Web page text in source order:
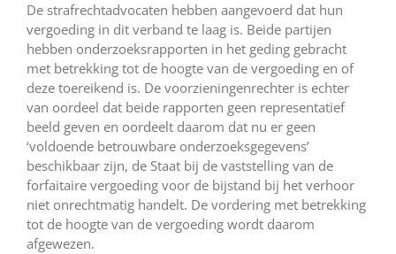
De strafrechtadvocaten hebben aangevoerd dat hun
vergoeding in dit verband te laag is. Beide partijen
hebben onderzoeksrapporten in het geding gebracht
met betrekking tot de hoogte van de vergoeding en of
deze toereikend is. De voorzieningenrechter is echter
van oordeel dat beide rapporten geen representatief
beeld geven en oordeelt daarom dat nu er geen
‘voldoende betrouwbare onderzoeksgegevens’
beschikbaar zijn, de Staat bij de vaststelling van de
forfaitaire vergoeding voor de bijstand bij het verhoor
niet onrechtmatig handelt. De vordering met betrekking
tot de hoogte van de vergoeding wordt daarom
afgewezen.